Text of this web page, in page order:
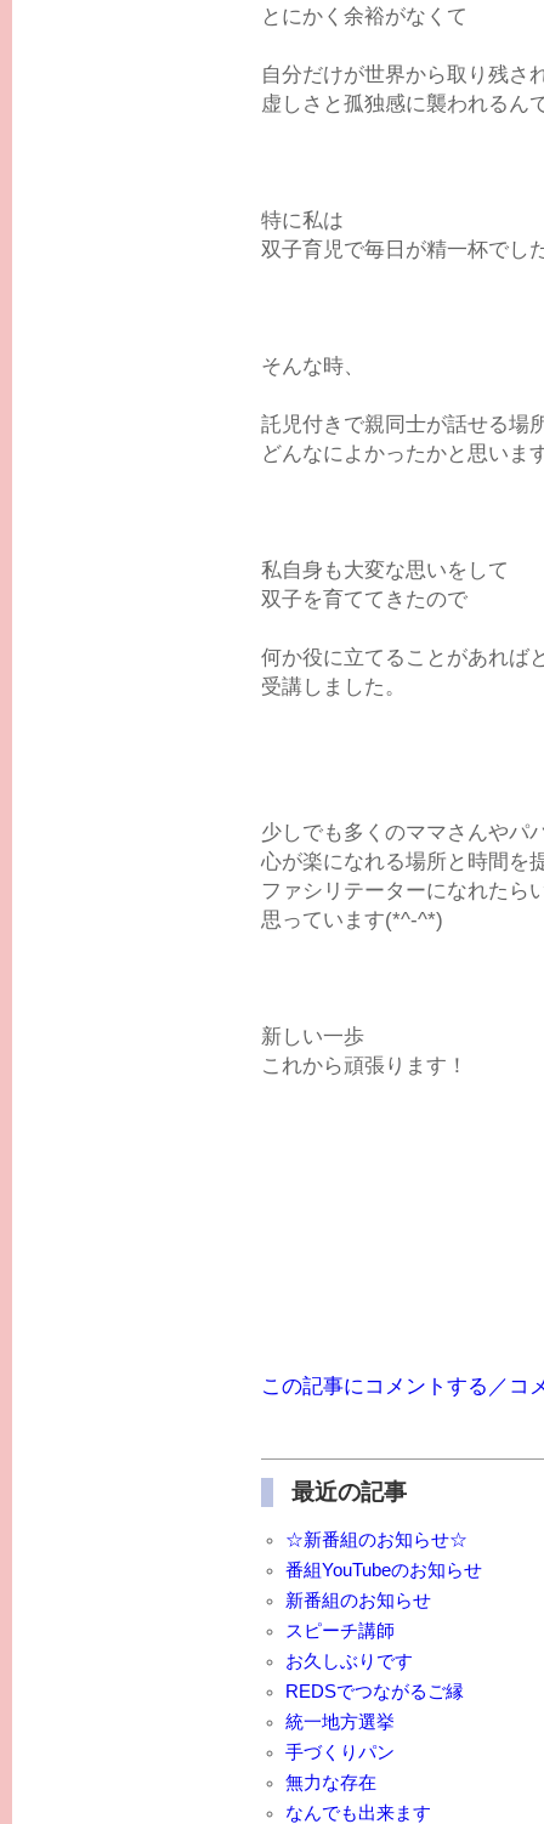
とにかく余裕がなくて
自分だけが世界から取り残さ
虚しさと孤独感に襲われるん
特に私は
双子育児で毎日が精一杯でし
そんな時、
託児付きで親同士が話せる場
どんなによかったかと思いま
私自身も大変な思いをして
双子を育ててきたので
何か役に立てることがあれば
受講しました。
少しでも多くのママさんやパ
心が楽になれる場所と時間を
ファシリテーターになれたら
思っています(*^-^*)
新しい一歩
これから頑張ります！
この記事にコメントする／コ
最近の記事
☆新番組のお知らせ☆
番組YouTubeのお知らせ
新番組のお知らせ
スピーチ講師
お久しぶりです
REDSでつながるご縁
統一地方選挙
手づくりパン
無力な存在
なんでも出来ます